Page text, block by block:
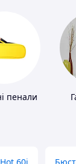
пенали